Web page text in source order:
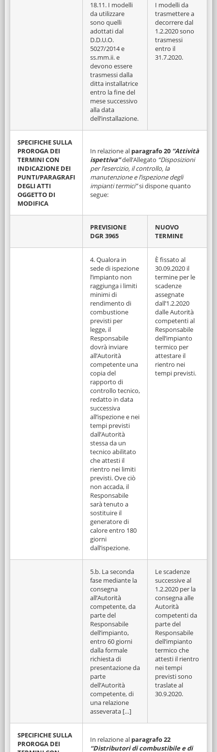
18.11. I modelli
da utilizzare
sono quelli
adottati dal
D.D.U.O.
5027/2014 e
ss.mm.ii. e
devono essere
trasmessi dalla
ditta installatrice
entro la fine del
mese successivo
alla data
dell’installazione.
I modelli da
trasmettere a
decorrere dal
1.2.2020 sono
trasmessi
entro il
31.7.2020.
SPECIFICHE SULLA
PROROGA DEI
TERMINI CON
INDICAZIONE DEI
PUNTI/PARAGRAFI
DEGLI ATTI
OGGETTO DI
MODIFICA
In relazione al paragrafo 20 “Attività
ispettiva”dell’Allegato “Disposizioni
per l’esercizio, il controllo, la
manutenzione e l’ispezione degli
impianti termici”si dispone quanto
segue:
PREVISIONE
DGR 3965
NUOVO
TERMINE
4. Qualora in
sede di ispezione
l’impianto non
raggiunga i limiti
minimi di
rendimento di
combustione
previsti per
legge, il
Responsabile
dovrà inviare
all’Autorità
competente una
copia del
rapporto di
controllo tecnico,
redatto in data
successiva
all’ispezione e nei
tempi previsti
dall’Autorità
stessa da un
tecnico abilitato
che attesti il
rientro nei limiti
previsti. Ove ciò
non accada, il
Responsabile
sarà tenuto a
sostituire il
generatore di
calore entro 180
giorni
dall’ispezione.
È fissato al
30.09.2020 il
termine per le
scadenze
assegnate
dall’1.2.2020
dalle Autorità
competenti al
Responsabile
dell’impianto
termico per
attestare il
rientro nei
tempi previsti.
5.b. La seconda
fase mediante la
consegna
all’Autorità
competente, da
parte del
Responsabile
dell’impianto,
entro 60 giorni
dalla formale
richiesta di
presentazione da
parte
dell’Autorità
competente, di
una relazione
asseverata […]
Le scadenze
successive al
1.2.2020 per la
consegna alle
Autorità
competenti da
parte del
Responsabile
dell’impianto
termico che
attesti il rientro
nei tempi
previsti sono
traslate al
30.9.2020.
SPECIFICHE SULLA
PROROGA DEI
In relazione al paragrafo 22
“Distributori di combustibile e di